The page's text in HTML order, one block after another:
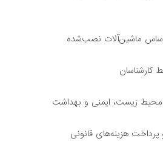
ماشین‌آلات نصب‌شده
کارشناسان
محیط زیست، ایمنی و بهداشت
پرداخت هزینه‌های قانونی